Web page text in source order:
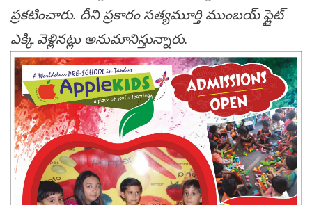
ప్రకటించారు. దీని ప్రకారం సత్యమూర్తి ముంబయ్ ఫ్లైట్
ఎక్కి వెళ్లినట్లు అనుమానిస్తున్నారు.